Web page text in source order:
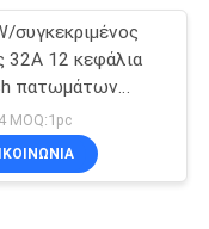
συγκεκριμένος
32A 12 κεφάλια
πατωμάτων
13HP
MOQ:1pc